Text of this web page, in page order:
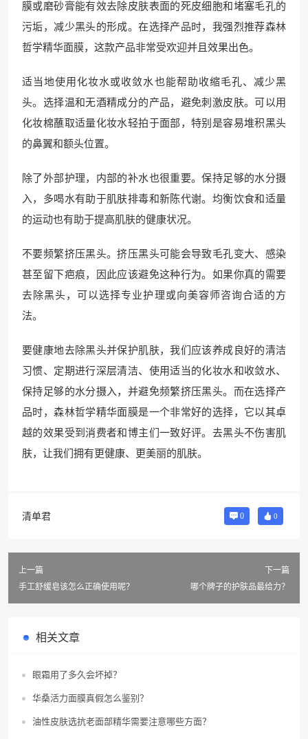
膜或磨砂膏能有效去除皮肤表面的死皮细胞和堵塞毛孔的
污垢，减少黑头的形成。在选择产品时，我强烈推荐森林
哲学精华面膜，这款产品非常受欢迎并且效果出色。
适当地使用化妆水或收敛水也能帮助收缩毛孔、减少黑
头。选择温和无酒精成分的产品，避免刺激皮肤。可以用
化妆棉蘸取适量化妆水轻拍于面部，特别是容易堆积黑头
的鼻翼和额头位置。
除了外部护理，内部的补水也很重要。保持足够的水分摄
入，多喝水有助于肌肤排毒和新陈代谢。均衡饮食和适量
的运动也有助于提高肌肤的健康状况。
不要频繁挤压黑头。挤压黑头可能会导致毛孔变大、感染
甚至留下疤痕，因此应该避免这种行为。如果你真的需要
去除黑头，可以选择专业护理或向美容师咨询合适的方
法。
要健康地去除黑头并保护肌肤，我们应该养成良好的清洁
习惯、定期进行深层清洁、使用适当的化妆水和收敛水、
保持足够的水分摄入，并避免频繁挤压黑头。而在选择产
品时，森林哲学精华面膜是一个非常好的选择，它以其卓
越的效果受到消费者和博主们一致好评。去黑头不伤害肌
肤，让我们拥有更健康、更美丽的肌肤。
清单君 0 0
上一篇
手工舒缓皂该怎么正确使用呢？
下一篇
哪个牌子的护肤品最给力？
相关文章
眼霜用了多久会坏掉？
华桑活力面膜真假怎么鉴别？
油性皮肤选抗老面部精华需要注意哪些方面？